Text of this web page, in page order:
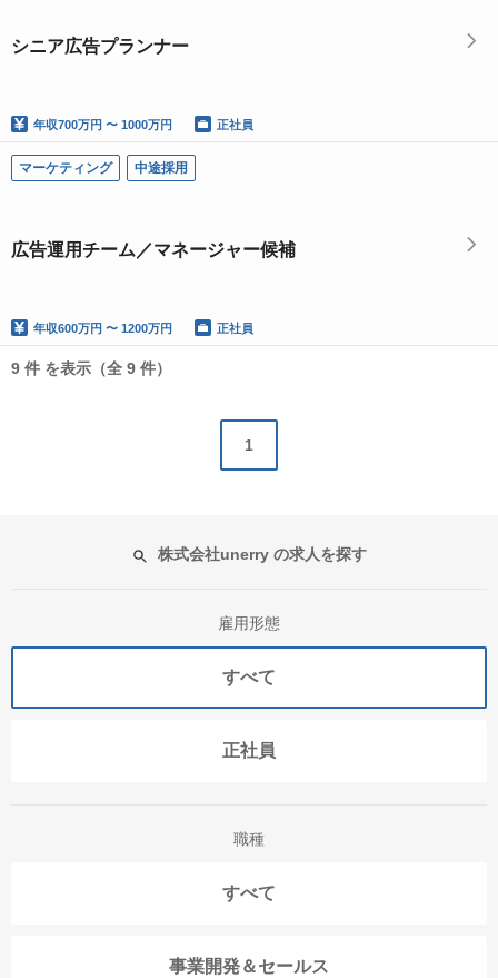
シニア広告プランナー
年収700万円 〜 1000万円 正社員
マーケティング 中途採用
広告運用チーム／マネージャー候補
年収600万円 〜 1200万円 正社員
9 件 を表示（全 9 件）
1
株式会社unerry の求人を探す
雇用形態
すべて
正社員
職種
すべて
事業開発＆セールス